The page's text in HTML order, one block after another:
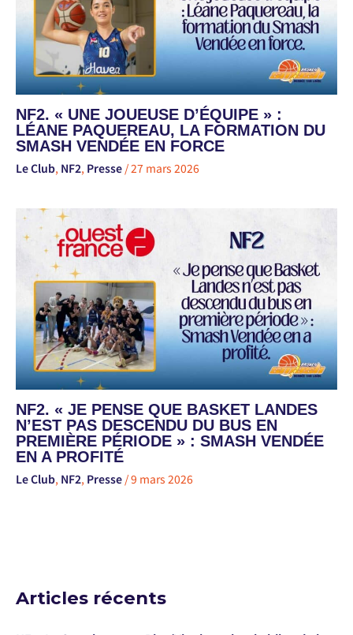
NF2. « UNE JOUEUSE D’ÉQUIPE » :
LÉANE PAQUEREAU, LA FORMATION DU
SMASH VENDÉE EN FORCE
Le Club, NF2, Presse /27 mars 2026
NF2. « JE PENSE QUE BASKET LANDES
N’EST PAS DESCENDU DU BUS EN
PREMIÈRE PÉRIODE » : SMASH VENDÉE
EN A PROFITÉ
Le Club, NF2, Presse /9 mars 2026
Articles récents